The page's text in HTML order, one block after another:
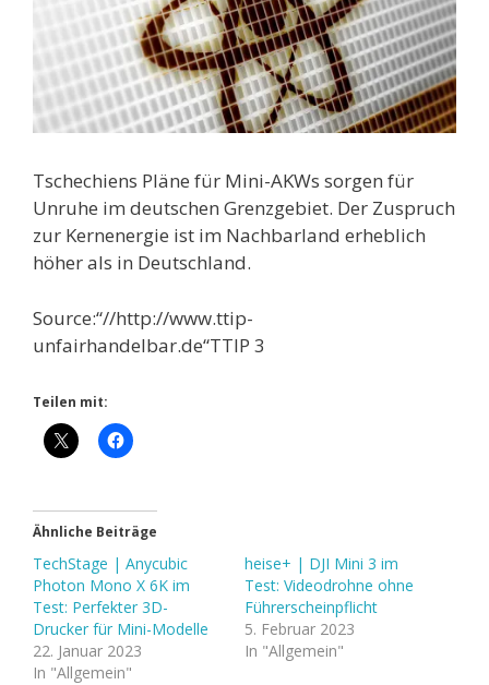
Tschechiens Pläne für Mini-AKWs sorgen für
Unruhe im deutschen Grenzgebiet. Der Zuspruch
zur Kernenergie ist im Nachbarland erheblich
höher als in Deutschland.
Source:“//http://www.ttip-
unfairhandelbar.de“TTIP 3
Teilen mit:
Ähnliche Beiträge
TechStage | Anycubic
Photon Mono X 6K im
Test: Perfekter 3D-
Drucker für Mini-Modelle
22. Januar 2023
In "Allgemein"
heise+ | DJI Mini 3 im
Test: Videodrohne ohne
Führerscheinpflicht
5. Februar 2023
In "Allgemein"